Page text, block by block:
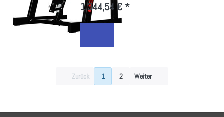
1.344,54 € *
Zurück 1 2 Weiter